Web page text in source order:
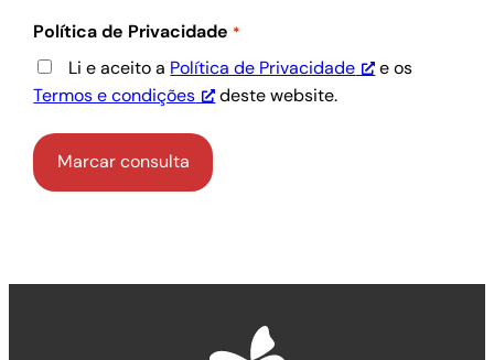
Política de Privacidade *
Li e aceito a Política de Privacidade
e os
Termos e condições
deste website.